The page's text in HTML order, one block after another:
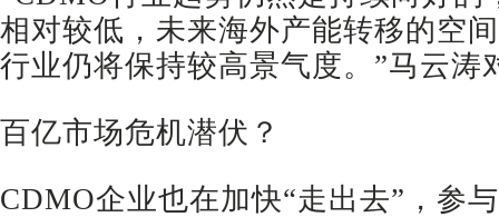
相对较低，未来海外产能转移的空
行业仍将保持较高景气度。”马云涛
百亿市场危机潜伏？
CDMO企业也在加快“走出去”，参